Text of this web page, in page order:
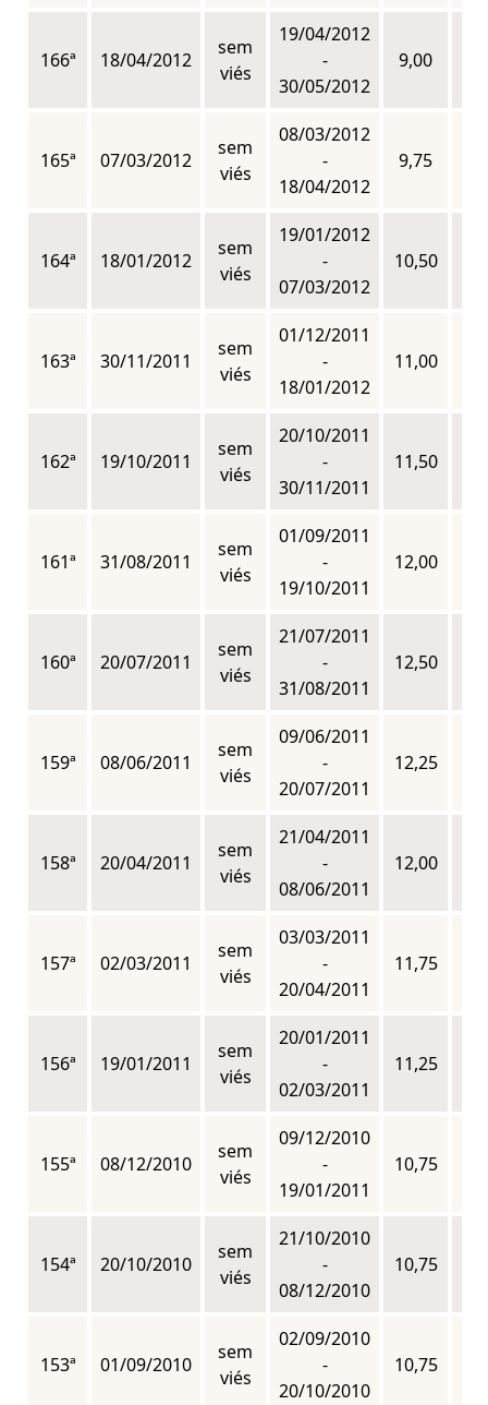
166ª 18/04/2012
sem
viés
19/04/2012
-
30/05/2012
9,00
165ª 07/03/2012
sem
viés
08/03/2012
-
18/04/2012
9,75
164ª 18/01/2012
sem
viés
19/01/2012
-
07/03/2012
10,50
163ª 30/11/2011
sem
viés
01/12/2011
-
18/01/2012
11,00
162ª 19/10/2011
sem
viés
20/10/2011
-
30/11/2011
11,50
161ª 31/08/2011
sem
viés
01/09/2011
-
19/10/2011
12,00
160ª 20/07/2011
sem
viés
21/07/2011
-
31/08/2011
12,50
159ª 08/06/2011
sem
viés
09/06/2011
-
20/07/2011
12,25
158ª 20/04/2011
sem
viés
21/04/2011
-
08/06/2011
12,00
157ª 02/03/2011
sem
viés
03/03/2011
-
20/04/2011
11,75
156ª 19/01/2011
sem
viés
20/01/2011
-
02/03/2011
11,25
155ª 08/12/2010
sem
viés
09/12/2010
-
19/01/2011
10,75
154ª 20/10/2010
sem
viés
21/10/2010
-
08/12/2010
10,75
153ª 01/09/2010
sem
viés
02/09/2010
-
20/10/2010
10,75